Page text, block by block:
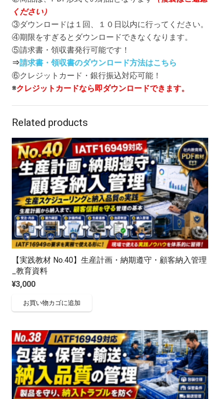
ください）
③ダウンロードは１回、１０日以内に行ってください。
④期限をすぎるとダウンロードできなくなります。
⑤請求書・領収書発行可能です！
⇒請求書・領収書のダウンロード方法はこちら
⑥クレジットカード・銀行振込対応可能！
※クレジットカードなら即ダウンロードできます。
Related products
【実践教材 No.40】生産計画・納期遵守・顧客納入管理
_教育資料
¥3,000
お買い物カゴに追加